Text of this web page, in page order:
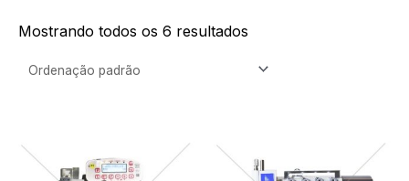
Mostrando todos os 6 resultados